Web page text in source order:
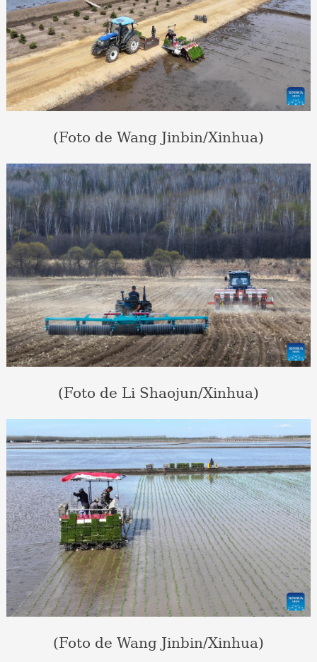
(Foto de Wang Jinbin/Xinhua)
(Foto de Li Shaojun/Xinhua)
(Foto de Wang Jinbin/Xinhua)